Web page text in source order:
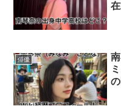
俳優